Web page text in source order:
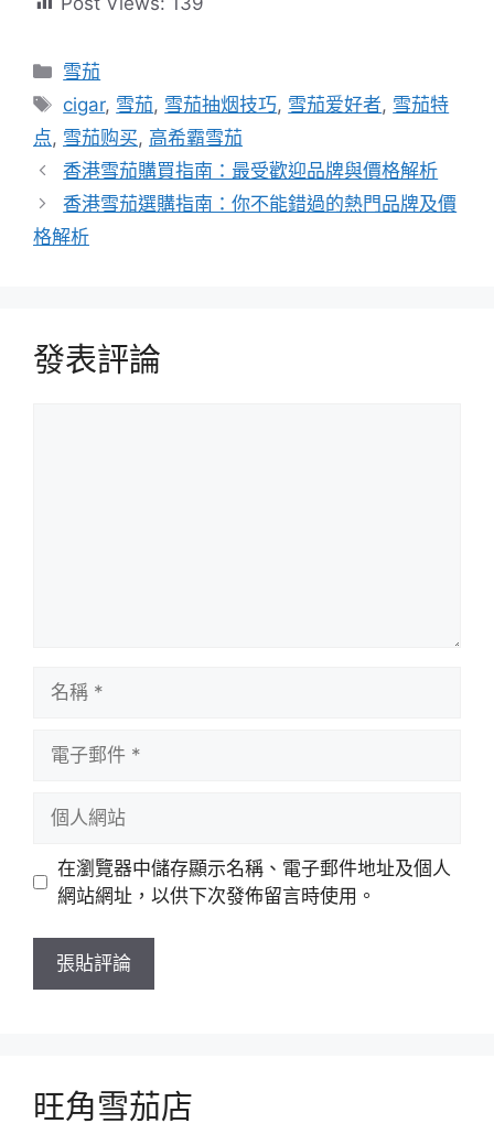
分
類
雪茄
標
籤
cigar, 雪茄, 雪茄抽烟技巧, 雪茄爱好者, 雪茄特
点, 雪茄购买, 高希霸雪茄
香港雪茄購買指南：最受歡迎品牌與價格解析
香港雪茄選購指南：你不能錯過的熱門品牌及價
格解析
發表評論
站
在瀏覽器中儲存顯示名稱、電子郵件地址及個人
網站網址，以供下次發佈留言時使用。
旺角雪茄店